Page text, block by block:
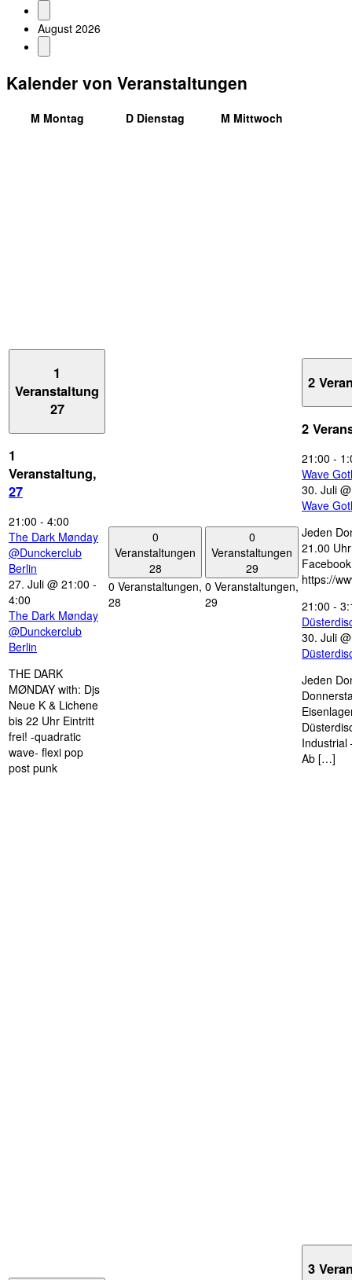
August 2026
Kalender von Veranstaltungen
M Montag D Dienstag M Mittwoch
1
Veranstaltung
27
1
Veranstaltung,
27
21:00 - 4:00
The Dark Mønday
@Dunckerclub
Berlin
27. Juli @ 21:00 -
4:00
The Dark Mønday
@Dunckerclub
Berlin
THE DARK
MØNDAY with: Djs
Neue K & Lichene
bis 22 Uhr Eintritt
frei! -quadratic
wave- flexi pop
post punk
0
Veranstaltungen
28
0 Veranstaltungen,
28
0
Veranstaltungen
29
0 Veranstaltungen,
29
2
2
21:00 -
Wave
30. Juli
Wave
Jeden
21.00
https://
21:00 -
30. Juli
Jeden
Industrial
Ab […]
3